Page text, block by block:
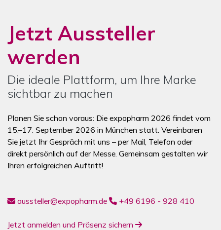
Jetzt Aussteller
werden
Die ideale Plattform, um Ihre Marke
sichtbar zu machen
Planen Sie schon voraus: Die expopharm 2026 findet vom
15.–17. September 2026 in München statt. Vereinbaren
Sie jetzt Ihr Gespräch mit uns – per Mail, Telefon oder
direkt persönlich auf der Messe. Gemeinsam gestalten wir
Ihren erfolgreichen Auftritt!
aussteller@expopharm.de +49 6196 - 928 410
Jetzt anmelden und Präsenz sichern (PDF, öffnet in neuem